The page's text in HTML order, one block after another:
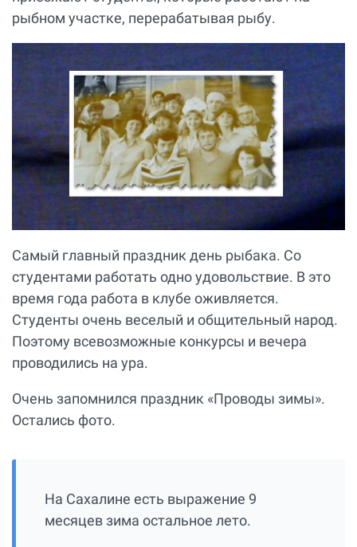
рыбном участке, перерабатывая рыбу.
Самый главный праздник день рыбака. Со
студентами работать одно удовольствие. В это
время года работа в клубе оживляется.
Студенты очень веселый и общительный народ.
Поэтому всевозможные конкурсы и вечера
проводились на ура.
Очень запомнился праздник «Проводы зимы».
Остались фото.
На Сахалине есть выражение 9
месяцев зима остальное лето.